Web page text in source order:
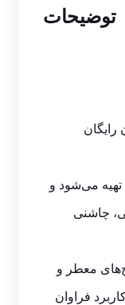
توضیحات
می‌شود و
چاشنی
معطر و
فراوان